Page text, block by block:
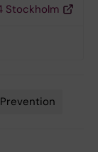
Stockholm
Prevention